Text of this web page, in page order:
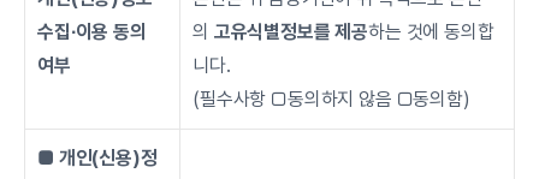
수집∙이용 동의
여부
의 고유식별정보를 제공하는 것에 동의합
니다.
(필수사항 □동의하지 않음 □동의함)
■ 개인(신용)정